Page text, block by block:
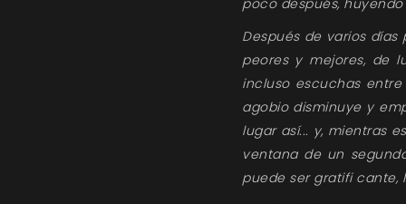
poco después,
Después de varios
peores y mejores, de
incluso escuchas
agobio disminuye y
lugar así... y, mientras
ventana de un
puede ser gratifi cante,